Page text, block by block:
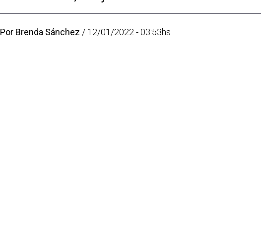
Por Brenda Sánchez / 12/01/2022 - 03:53hs